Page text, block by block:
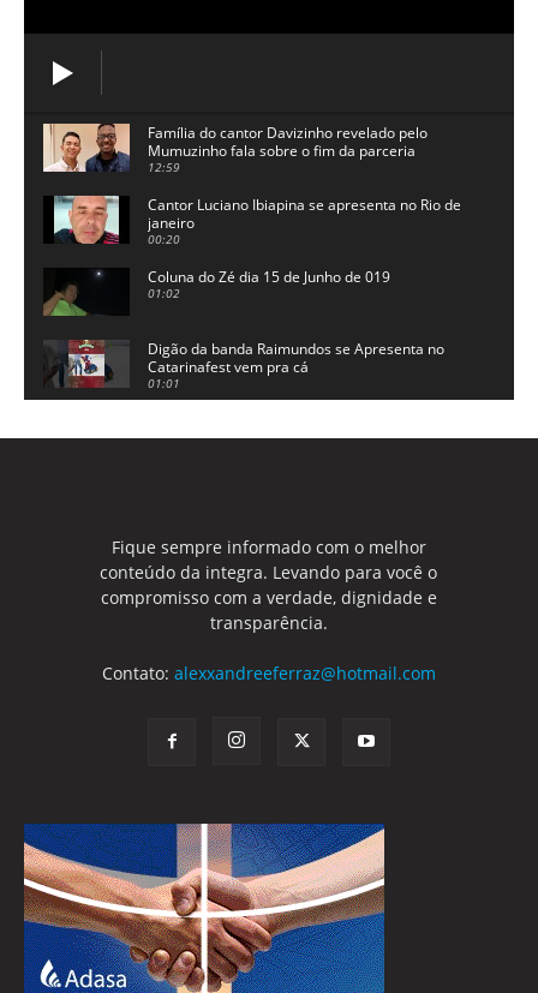
Família do cantor Davizinho revelado pelo
Mumuzinho fala sobre o fim da parceria
12:59
Cantor Luciano Ibiapina se apresenta no Rio de
janeiro
00:20
Coluna do Zé dia 15 de Junho de 019
01:02
Digão da banda Raimundos se Apresenta no
Catarinafest vem pra cá
01:01
pizza com promoção
Catarinafest 2019
00:17
Fogueira de São João explode e fere prefeito de
00:38
Fique sempre informado com o melhor
conteúdo da integra. Levando para você o
compromisso com a verdade, dignidade e
transparência.
Contato: alexxandreeferraz@hotmail.com